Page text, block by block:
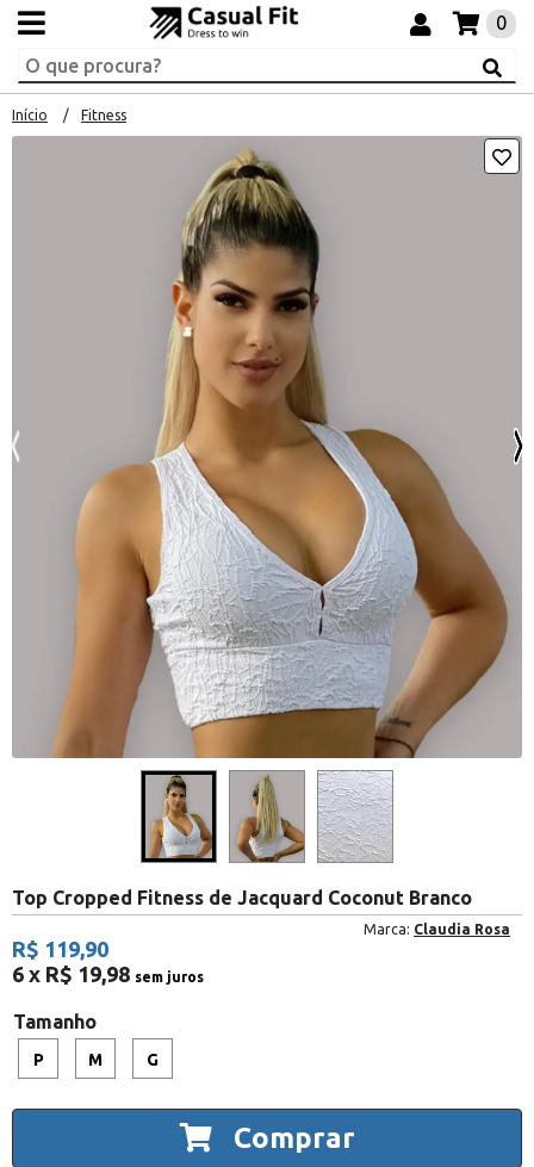
0
Início Fitness
Top Cropped Fitness de Jacquard Coconut Branco
Marca: Claudia Rosa
R$ 119,90
6 x R$ 19,98 sem juros
Tamanho
P M G
Comprar